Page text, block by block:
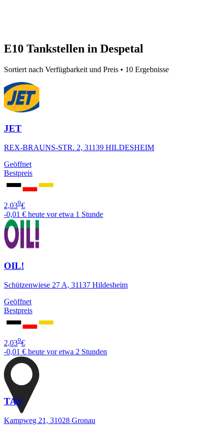
E10 Tankstellen in Despetal
Sortiert nach Verfügbarkeit und Preis • 10 Ergebnisse
JET
REX-BRAUNS-STR. 2, 31139 HILDESHEIM
Geöffnet
Bestpreis
2,039€
-0,01 € heute vor etwa 1 Stunde
OIL!
Schützenwiese 27 A, 31137 Hildesheim
Geöffnet
Bestpreis
2,039€
-0,01 € heute vor etwa 2 Stunden
TAS
Kampweg 21, 31028 Gronau